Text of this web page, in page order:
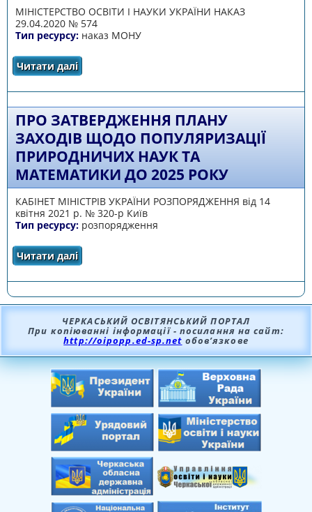
МІНІСТЕРСТВО ОСВІТИ І НАУКИ УКРАЇНИ НАКАЗ
29.04.2020 № 574
Тип ресурсу: наказ МОНУ
Читати далі
обладнання для навчальних кабінетів і STEM-
лабораторій
ПРО ЗАТВЕРДЖЕННЯ ПЛАНУ
ЗАХОДІВ ЩОДО ПОПУЛЯРИЗАЦІЇ
ПРИРОДНИЧИХ НАУК ТА
МАТЕМАТИКИ ДО 2025 РОКУ
КАБІНЕТ МІНІСТРІВ УКРАЇНИ РОЗПОРЯДЖЕННЯ від 14
квітня 2021 р. № 320-р Київ
Тип ресурсу: розпорядження
Читати далі
математики до 2025 року
ЧЕРКАСЬКИЙ ОСВІТЯНСЬКИЙ ПОРТАЛ
При копіюванні інформації - посилання на сайт:
http://oipopp.ed-sp.net обов’язкове